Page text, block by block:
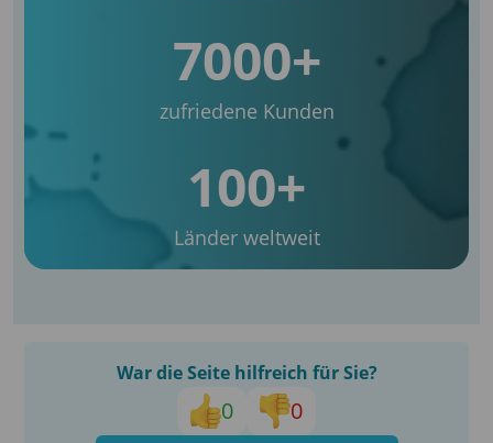
7000+
zufriedene Kunden
100+
Länder weltweit
War die Seite hilfreich für Sie?
0 0